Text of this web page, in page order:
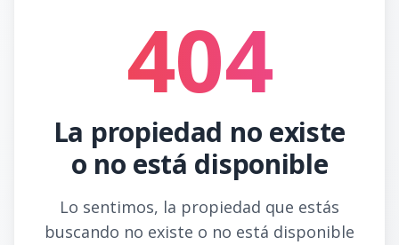
404
La propiedad no existe
o no está disponible
Lo sentimos, la propiedad que estás
buscando no existe o no está disponible